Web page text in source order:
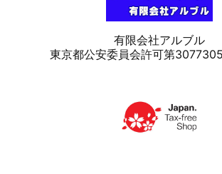
有限会社アルブル
東京都公安委員会許可第